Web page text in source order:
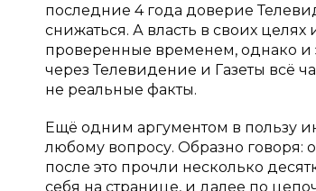
последние 4 года доверие
снижаться. А власть в своих
проверенные временем, однако и
через Телевидение и Газеты всё
не реальные факты.
Ещё одним аргументом в пользу
любому вопросу. Образно говоря:
после это прочли несколько
себя на странице, и далее по